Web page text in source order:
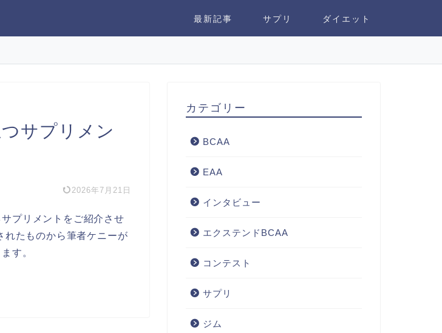
最新記事 サプリ ダイエット
サプリメン
2026年7月21日
プリメントをご紹介させ
れたものから筆者ケニーが
す。
カテゴリー
BCAA
EAA
インタビュー
エクステンドBCAA
コンテスト
サプリ
ジム